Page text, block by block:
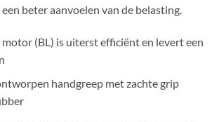
beter aanvoelen van de belasting.
(BL) is uiterst efficiënt en levert een
handgreep met zachte grip